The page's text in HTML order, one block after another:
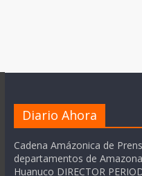
Diario Ahora
Cadena Amázonica de
departamentos de
Huanuco DIRECTOR